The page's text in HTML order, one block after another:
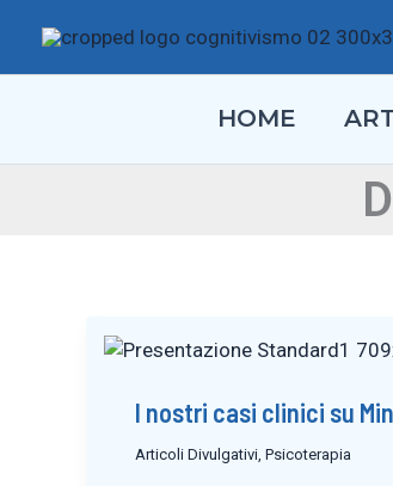
contenuto
HOME
I nostri casi clinici su
Articoli Divulgativi, Psicoterapia